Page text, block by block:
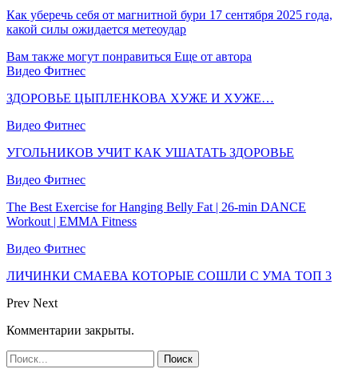
Как уберечь себя от магнитной бури 17 сентября 2025 года,
какой силы ожидается метеоудар
Вам также могут понравиться Еще от автора
Видео Фитнес
ЗДОРОВЬЕ ЦЫПЛЕНКОВА ХУЖЕ И ХУЖЕ…
Видео Фитнес
УГОЛЬНИКОВ УЧИТ КАК УШАТАТЬ ЗДОРОВЬЕ
Видео Фитнес
The Best Exercise for Hanging Belly Fat | 26-min DANCE
Workout | EMMA Fitness
Видео Фитнес
ЛИЧИНКИ СМАЕВА КОТОРЫЕ СОШЛИ С УМА ТОП 3
Prev Next
Комментарии закрыты.